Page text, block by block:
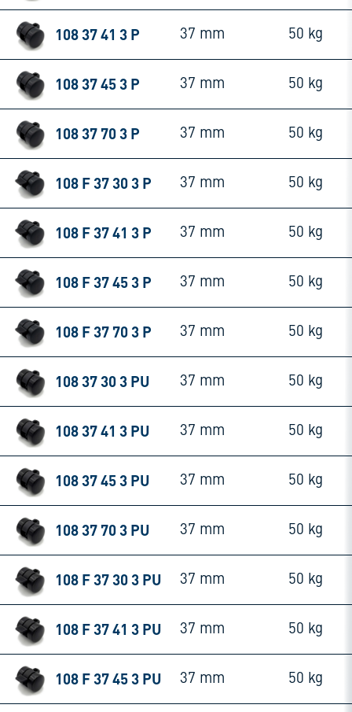
108 37 41 3 P 37 mm 50 kg
108 37 45 3 P 37 mm 50 kg
108 37 70 3 P 37 mm 50 kg
108 F 37 30 3 P 37 mm 50 kg
108 F 37 41 3 P 37 mm 50 kg
108 F 37 45 3 P 37 mm 50 kg
108 F 37 70 3 P 37 mm 50 kg
108 37 30 3 PU 37 mm 50 kg
108 37 41 3 PU 37 mm 50 kg
108 37 45 3 PU 37 mm 50 kg
108 37 70 3 PU 37 mm 50 kg
108 F 37 30 3 PU 37 mm 50 kg
108 F 37 41 3 PU 37 mm 50 kg
108 F 37 45 3 PU 37 mm 50 kg